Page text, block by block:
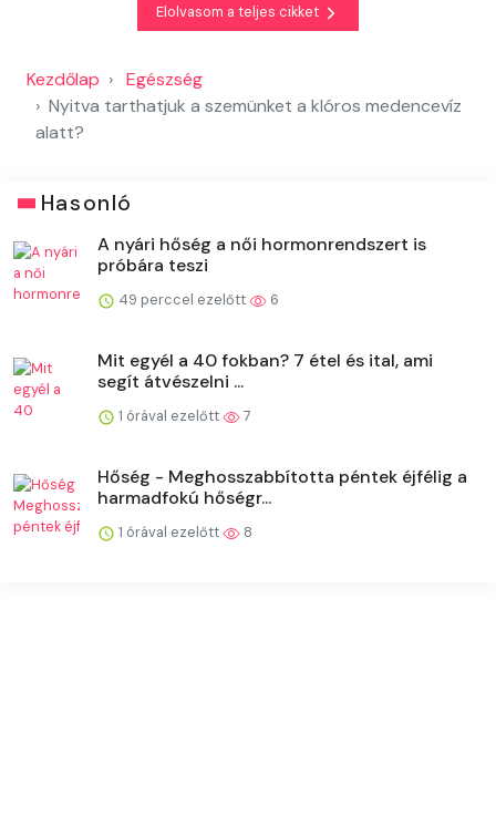
Elolvasom a teljes cikket
Kezdőlap
Egészség
Nyitva tarthatjuk a szemünket a klóros medencevíz
alatt?
Hasonló
A nyári hőség a női hormonrendszert is
próbára teszi
49 perccel ezelőtt 6
Mit egyél a 40 fokban? 7 étel és ital, ami
segít átvészelni ...
1 órával ezelőtt 7
Hőség - Meghosszabbította péntek éjfélig a
harmadfokú hőségr...
1 órával ezelőtt 8